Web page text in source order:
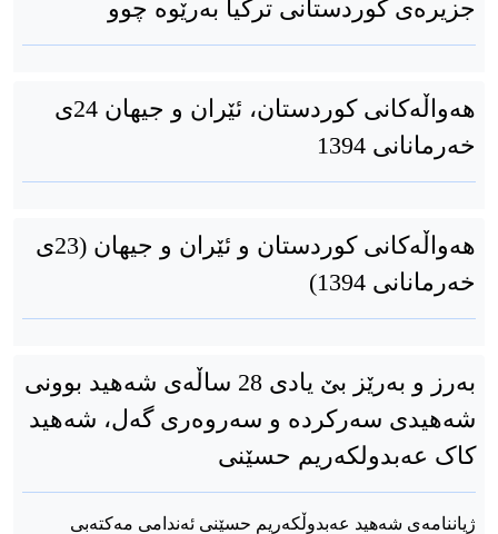
جزیرەی کوردستانی ترکیا بەرێوە چوو
هەواڵەکانی کوردستان، ئێران و جیهان 24ی
خەرمانانی 1394
هەواڵەکانی کوردستان و ئێران و جیهان (23ی
خەرمانانی 1394)
بەرز و بەرێز بێ یادی 28 ساڵەی شەهید بوونی
شەهیدی سەرکردە و سەروەری گەل، شەهید
کاک عەبدولکەریم حسێنی
ژیاننامەی شەهید عەبدوڵکەریم حسێنی ئەندامی مەکتەبی